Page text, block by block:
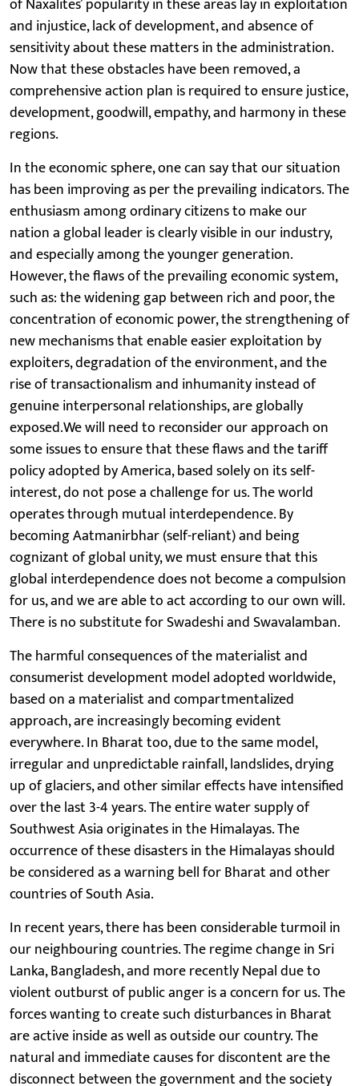
and injustice, lack of development, and absence of
sensitivity about these matters in the administration.
Now that these obstacles have been removed, a
comprehensive action plan is required to ensure justice,
development, goodwill, empathy, and harmony in these
regions.
In the economic sphere, one can say that our situation
has been improving as per the prevailing indicators. The
enthusiasm among ordinary citizens to make our
nation a global leader is clearly visible in our industry,
and especially among the younger generation.
However, the flaws of the prevailing economic system,
such as: the widening gap between rich and poor, the
concentration of economic power, the strengthening of
new mechanisms that enable easier exploitation by
exploiters, degradation of the environment, and the
rise of transactionalism and inhumanity instead of
genuine interpersonal relationships, are globally
exposed.We will need to reconsider our approach on
some issues to ensure that these flaws and the tariff
policy adopted by America, based solely on its self-
interest, do not pose a challenge for us. The world
operates through mutual interdependence. By
becoming Aatmanirbhar (self-reliant) and being
cognizant of global unity, we must ensure that this
global interdependence does not become a compulsion
for us, and we are able to act according to our own will.
There is no substitute for Swadeshi and Swavalamban.
The harmful consequences of the materialist and
consumerist development model adopted worldwide,
based on a materialist and compartmentalized
approach, are increasingly becoming evident
everywhere. In Bharat too, due to the same model,
irregular and unpredictable rainfall, landslides, drying
up of glaciers, and other similar effects have intensified
over the last 3-4 years. The entire water supply of
Southwest Asia originates in the Himalayas. The
occurrence of these disasters in the Himalayas should
be considered as a warning bell for Bharat and other
countries of South Asia.
In recent years, there has been considerable turmoil in
our neighbouring countries. The regime change in Sri
Lanka, Bangladesh, and more recently Nepal due to
violent outburst of public anger is a concern for us. The
forces wanting to create such disturbances in Bharat
are active inside as well as outside our country. The
natural and immediate causes for discontent are the
disconnect between the government and the society